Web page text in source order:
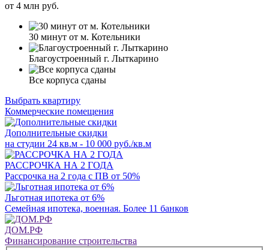
от 4 млн руб.
30 минут от м. Котельники
Благоустроенный г. Лыткарино
Все корпуса сданы
Выбрать квартиру
Коммерческие помещения
Дополнительные скидки
на студии 24 кв.м - 10 000 руб./кв.м
РАССРОЧКА НА 2 ГОДА
Рассрочка на 2 года с ПВ от 50%
Льготная ипотека от 6%
Семейная ипотека, военная. Более 11 банков
ДОМ.РФ
Финансирование строительства